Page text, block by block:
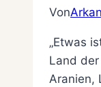
Von
„Etwas
Land
Aranien,